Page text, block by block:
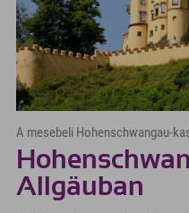
A mesebeli Hohenschwangau-
Allgäuban